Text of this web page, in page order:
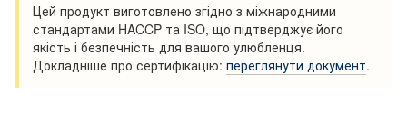
Цей продукт виготовлено згідно з міжнародними
стандартами HACCP та ISO, що підтверджує його
якість і безпечність для вашого улюбленця.
Докладніше про сертифікацію: переглянути документ.